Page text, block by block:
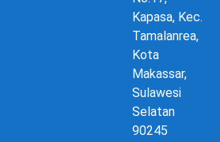
Kapasa, Kec.
Tamalanrea,
Kota
Makassar,
Sulawesi
Selatan
90245